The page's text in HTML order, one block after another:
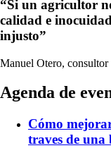
“Si un agricultor
calidad e
injusto”
Manuel Otero, consultor
Agenda de
Cómo
traves de una